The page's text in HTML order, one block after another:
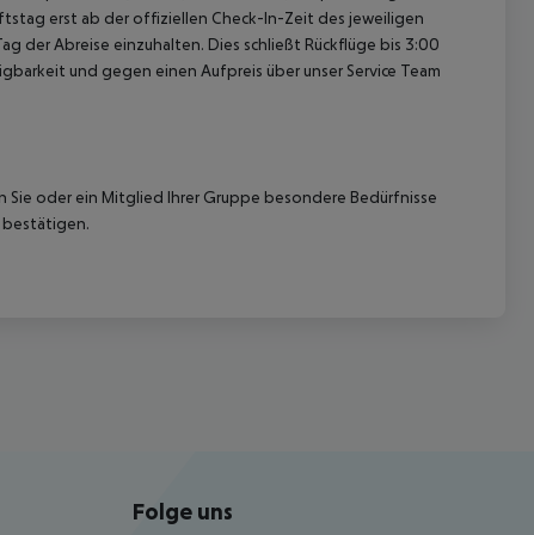
erst ab der offiziellen Check-In-Zeit des jeweiligen
der Abreise einzuhalten. Dies schließt Rückflüge bis 3:00
und gegen einen Aufpreis über unser Service Team
oder ein Mitglied Ihrer Gruppe besondere Bedürfnisse
bestätigen.
Folge uns